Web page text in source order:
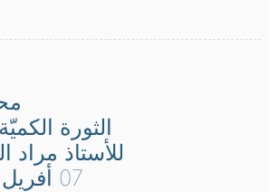
الثورة
للأستاذ مراد
07 أفريل 2022